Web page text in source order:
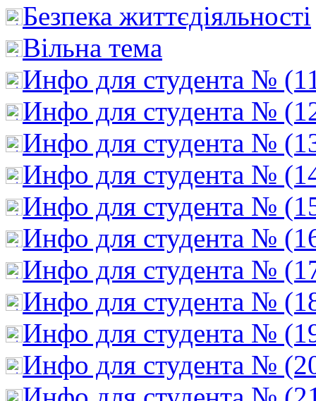
Безпека життєдіяльності
Вільна тема
Инфо для студента №
Инфо для студента №
Инфо для студента №
Инфо для студента №
Инфо для студента №
Инфо для студента №
Инфо для студента №
Инфо для студента №
Инфо для студента №
Инфо для студента №